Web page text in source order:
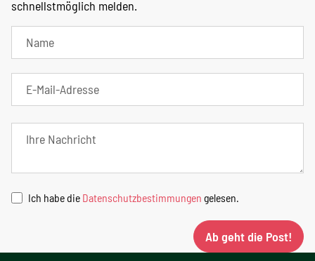
schnellstmöglich melden.
Ich habe die Datenschutzbestimmungen gelesen.
Ab geht die Post!